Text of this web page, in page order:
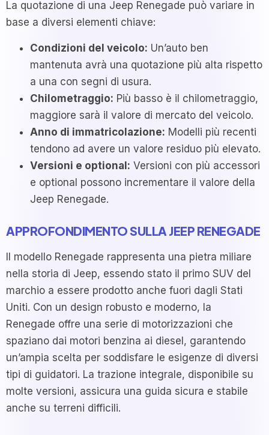
La quotazione di una Jeep Renegade può variare in
base a diversi elementi chiave:
Condizioni del veicolo: Un’auto ben
mantenuta avrà una quotazione più alta rispetto
a una con segni di usura.
Chilometraggio: Più basso è il chilometraggio,
maggiore sarà il valore di mercato del veicolo.
Anno di immatricolazione: Modelli più recenti
tendono ad avere un valore residuo più elevato.
Versioni e optional: Versioni con più accessori
e optional possono incrementare il valore della
Jeep Renegade.
APPROFONDIMENTO SULLA JEEP RENEGADE
Il modello Renegade rappresenta una pietra miliare
nella storia di Jeep, essendo stato il primo SUV del
marchio a essere prodotto anche fuori dagli Stati
Uniti. Con un design robusto e moderno, la
Renegade offre una serie di motorizzazioni che
spaziano dai motori benzina ai diesel, garantendo
un’ampia scelta per soddisfare le esigenze di diversi
tipi di guidatori. La trazione integrale, disponibile su
molte versioni, assicura una guida sicura e stabile
anche su terreni difficili.